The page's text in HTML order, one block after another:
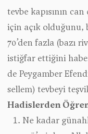
tevbe kapısının
için açık
70’den fazla (bazı
istiğfar ettiğini
de Peygamber
sellem) tevbeyi
Hadislerden
Ne kadar